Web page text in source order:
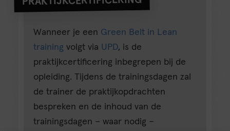
Wanneer je een Green Belt in Lean
training volgt via UPD, is de
praktijkcertificering inbegrepen bij de
opleiding. Tijdens de trainingsdagen zal
de trainer de praktijkopdrachten
bespreken en de inhoud van de
trainingsdagen – waar nodig –